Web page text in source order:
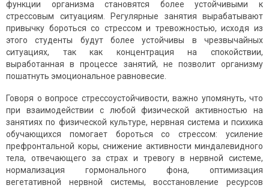
функции организма становятся более устойчивыми к
стрессовым ситуациям. Регулярные занятия вырабатывают
привычку бороться со стрессом и тревожностью, исходя из
этого студенты будут более устойчивы в чрезвычайных
ситуациях, так как концентрация на спокойствии,
выработанная в процессе занятий, не позволит организму
пошатнуть эмоциональное равновесие.
Говоря о вопросе стрессоустойчивости, важно упомянуть, что
при взаимодействии с любой физической активностью на
занятиях по физической культуре, нервная система и психика
обучающихся помогает бороться со стрессом: усиление
префронтальной коры, снижение активности миндалевидного
тела, отвечающего за страх и тревогу в нервной системе,
нормализация гормонального фона, оптимизация
вегетативной нервной системы, восстановление ресурсов